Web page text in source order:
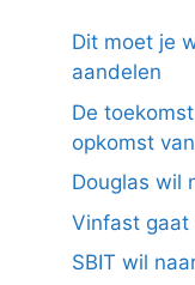
Dit moet je
aandelen
De
opkomst
Douglas wil
Vinfast gaat
SBIT wil